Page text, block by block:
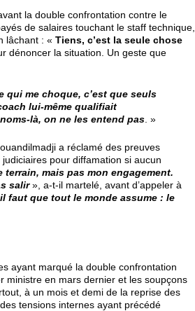
la double confrontation contre le
de salaires touchant le staff technique,
lâchant : «Tiens, c’est la seule chose
dénoncer la situation. Un geste que
qui me choque, c’est que seuls
lui-même qualifiait
là, on ne les entend pas . »
a réclamé des preuves
pour diffamation si aucun
mais pas mon engagement.
salir», a-t-il martelé, avant d’appeler à
faut que tout le monde assume : le
ayant marqué la double confrontation
ministre en mars dernier et les soupçons
à un mois et demi de la reprise des
tensions internes ayant précédé